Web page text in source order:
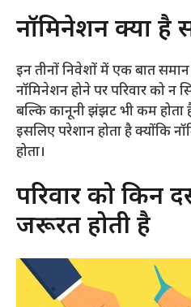
नॉमिनेशन क्यों
इन तीनों निवेशों में एक बात
नॉमिनेशन होने पर परिवार को न
बल्कि कानूनी झंझट भी कम होता
इसलिए परेशान होता है क्योंकि
होता।
परिवार को किन
जरूरत होती है